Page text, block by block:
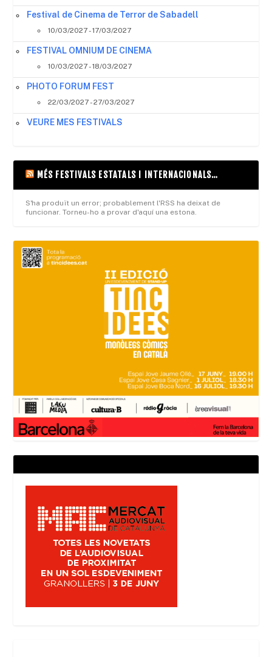
Festival de Cinema de Terror de Sabadell
10/03/2027 - 17/03/2027
FESTIVAL OMNIUM DE CINEMA
10/03/2027 - 18/03/2027
PHOTO FORUM FEST
22/03/2027 - 27/03/2027
VEURE MES FESTIVALS
MÉS FESTIVALS ESTATALS I INTERNACIONALS…
S'ha produït un error; probablement l'RSS ha deixat de
funcionar. Torneu-ho a provar d'aquí una estona.